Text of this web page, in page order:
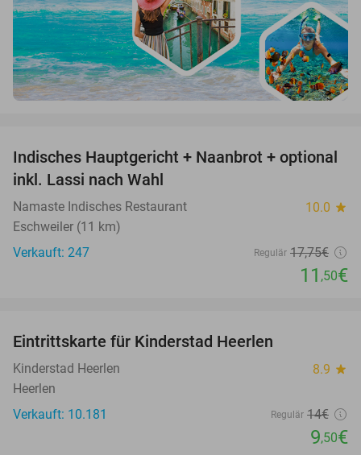
35%
Indisches Hauptgericht + Naanbrot + optional
inkl. Lassi nach Wahl
Namaste Indisches Restaurant 10.0 star
Eschweiler (11 km)
Verkauft: 247
Regulär 17,75€
11 ,50€
Eintrittskarte für Kinderstad Heerlen
Kinderstad Heerlen 8.9 star
Heerlen
Verkauft: 10.181
Regulär 14€
9,50€